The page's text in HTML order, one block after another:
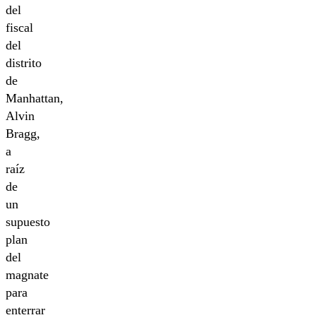
del
fiscal
del
distrito
de
Manhattan,
Alvin
Bragg,
a
raíz
de
un
supuesto
plan
del
magnate
para
enterrar